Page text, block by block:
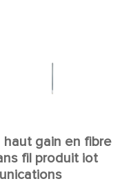
gain en fibre
fil produit iot